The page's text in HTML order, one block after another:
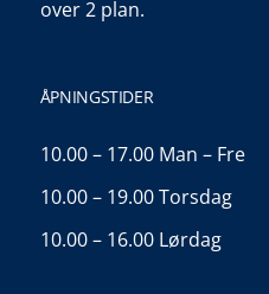
over 2 plan.
ÅPNINGSTIDER
10.00 – 17.00 Man – Fre
10.00 – 19.00 Torsdag
10.00 – 16.00 Lørdag